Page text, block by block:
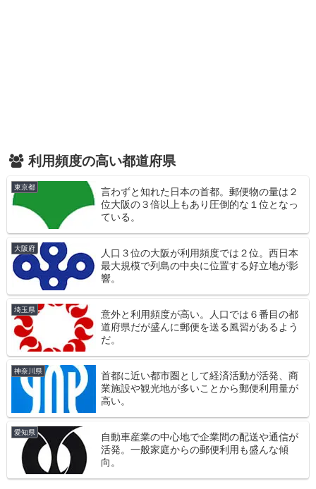
利用頻度の高い都道府県
東京都
言わずと知れた日本の首都。郵便物の量は２
位大阪の３倍以上もあり圧倒的な１位となっ
ている。
大阪府
人口３位の大阪が利用頻度では２位。西日本
最大規模で列島の中央に位置する好立地が影
響。
埼玉県
意外と利用頻度が高い。人口では６番目の都
道府県だが盛んに郵便を送る風習があるよう
だ。
神奈川県
首都に近い都市圏として経済活動が活発、商
業施設や観光地が多いことから郵便利用量が
高い。
愛知県
自動車産業の中心地で企業間の配送や通信が
活発。一般家庭からの郵便利用も盛んな傾
向。